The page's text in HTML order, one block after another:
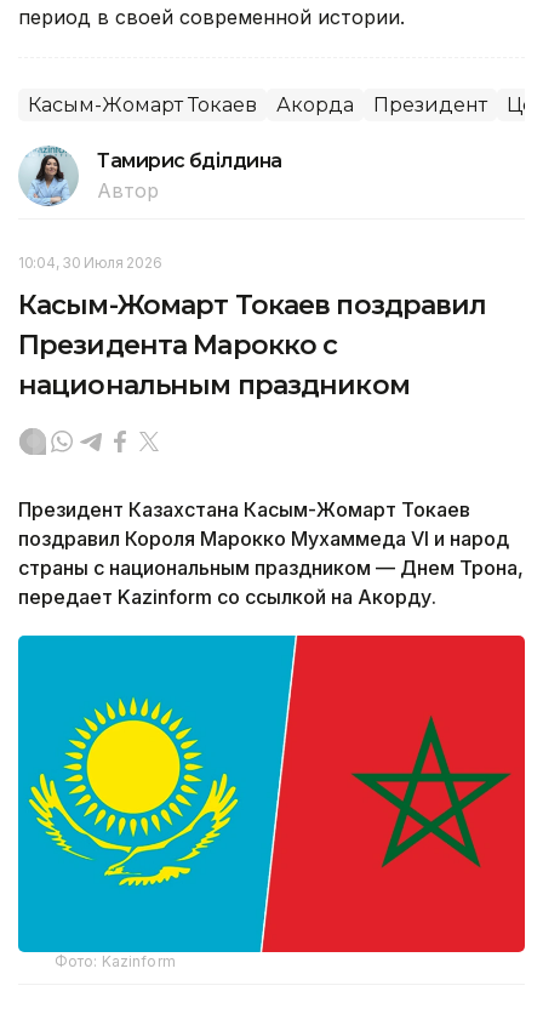
период в своей современной истории.
Касым-Жомарт Токаев Акорда Президент
Тамирис Әбділдина
Автор
10:04, 30 Июля 2026
Касым-Жомарт Токаев поздравил
Президента Марокко с
национальным праздником
Президент Казахстана Касым-Жомарт Токаев
поздравил Короля Марокко Мухаммеда VI и народ
страны с национальным праздником — Днем Трона,
передает Kazinform со ссылкой на Акорду.
Фото: Kazinform